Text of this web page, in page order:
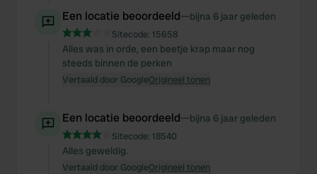
Een locatie beoordeeld—bijna 6 jaar geleden
Sitecode: 15658
Alles was in orde, een beetje krap maar nog
steeds binnen de perken
Vertaald door GoogleOrigineel tonen
Een locatie beoordeeld—bijna 6 jaar geleden
Sitecode: 18540
Alles geweldig.
Vertaald door GoogleOrigineel tonen